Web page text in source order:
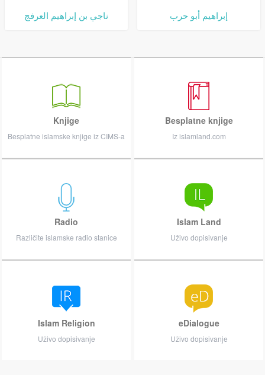
ناجي بن إبراهيم العرفج إبراهيم أبو حرب
Knjige
Besplatne islamske knjige iz CIMS-a
Besplatne knjige
Iz islamland.com
Radio
Različite islamske radio stanice
Islam Land
Uživo dopisivanje
Islam Religion
Uživo dopisivanje
eDialogue
Uživo dopisivanje